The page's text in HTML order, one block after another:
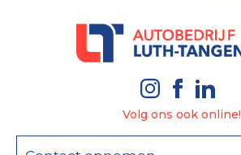
Volg ons ook online!